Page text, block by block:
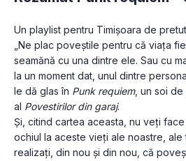
Un playlist pentru Timișoara de
„Ne plac poveștile pentru că viața
seamănă cu una dintre ele. Sau cu
la un moment dat, unul dintre
le dă glas în Punk requiem, un soi
al Povestirilor din garaj.
Și, citind cartea aceasta, nu veți
ochiul la aceste vieți ale noastre, ale
realizați, din nou și din nou, că